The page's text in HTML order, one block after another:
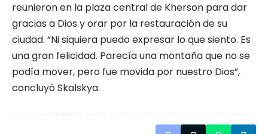
reunieron en la plaza central de Kherson para dar
gracias a Dios y orar por la restauración de su
ciudad. “Ni siquiera puedo expresar lo que siento. Es
una gran felicidad. Parecía una montaña que no se
podía mover, pero fue movida por nuestro Dios”,
concluyó Skalskya.